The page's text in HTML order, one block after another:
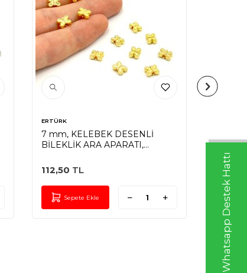
Whatsapp Destek Hattı
ERTÜRK
7 mm, KELEBEK DESENLİ
BİLEKLİK ARA APARATI,
112,50 TL
Sepete Ekle
72,00